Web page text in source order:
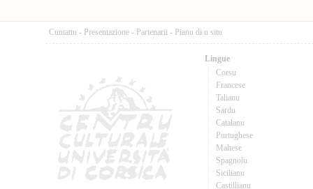
Cuntattu - Presentazione - Partenarii - Pianu di u situ
Lingue
Corsu
Francese
Talianu
Sardu
Catalanu
Purtughese
Maltese
Spagnolu
Sicilianu
Castillianu